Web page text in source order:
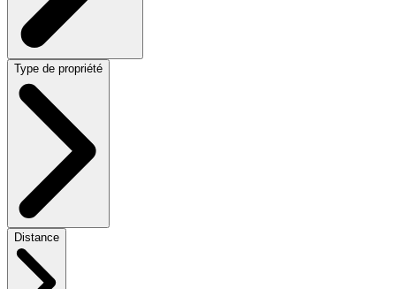
Type de propriété
Distance